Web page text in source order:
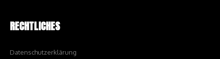
RECHTLICHES
Datenschutzerklärung